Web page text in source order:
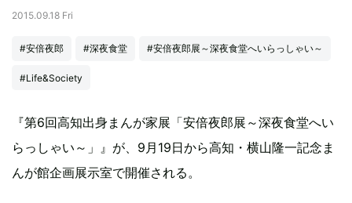
2015.09.18 Fri
#安倍夜郎 #深夜食堂 #安倍夜郎展～深夜食堂へいらっしゃい～
#Life&Society
『第6回高知出身まんが家展「安倍夜郎展～深夜食堂へい
らっしゃい～」』が、9月19日から高知・横山隆一記念ま
んが館企画展示室で開催される。